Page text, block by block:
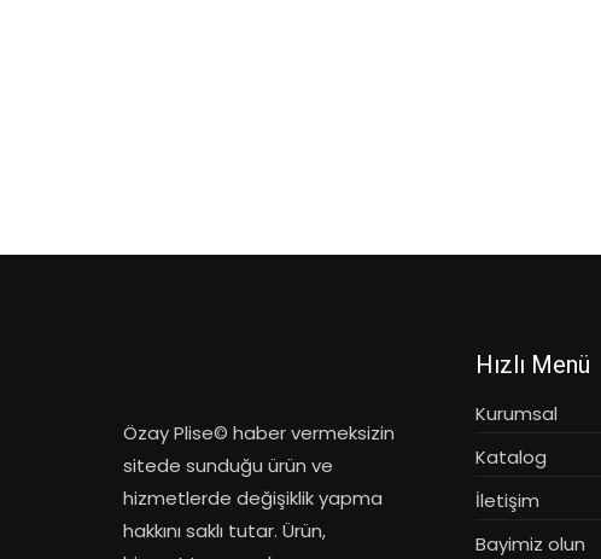
Özay Plise© haber vermeksizin
sitede sunduğu ürün ve
hizmetlerde değişiklik yapma
hakkını saklı tutar. Ürün,
Hızlı Menü
Kurumsal
Katalog
İletişim
Bayimiz olun